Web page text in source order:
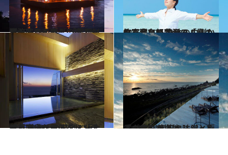
2015.5.20
漂流するイカダの上でお酒も味わえる！ 「星野リゾート」の楽しい夜ふかし
旅＆お出かけ 2015.4.22
竹富島と軽井沢の「星のや」滞在で 身体の内側からきれいに変わる！
旅＆お出かけ
2015.3.11
「星野リゾート リゾナーレ 熱海」の温泉と極上スパで疲れた体をメンテナンス
旅＆お出かけ 2014.10.29
「ウトコ オーベルジュ＆スパ」で 高知の味覚と極上の癒しを堪能
旅＆お出かけ